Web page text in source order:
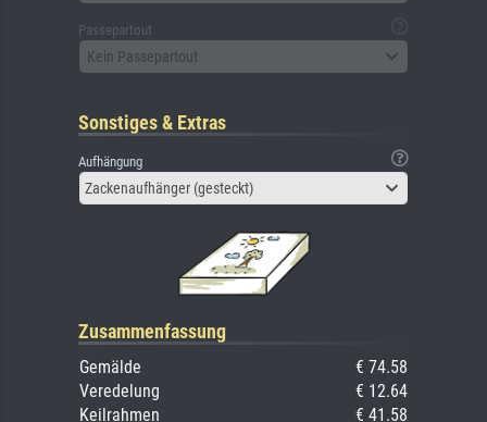
Passepartout
Kein Passepartout
Sonstiges & Extras
Aufhängung
Zackenaufhänger (gesteckt)
Zusammenfassung
Gemälde
€ 74.58
Veredelung
€ 12.64
Keilrahmen
€ 41.58